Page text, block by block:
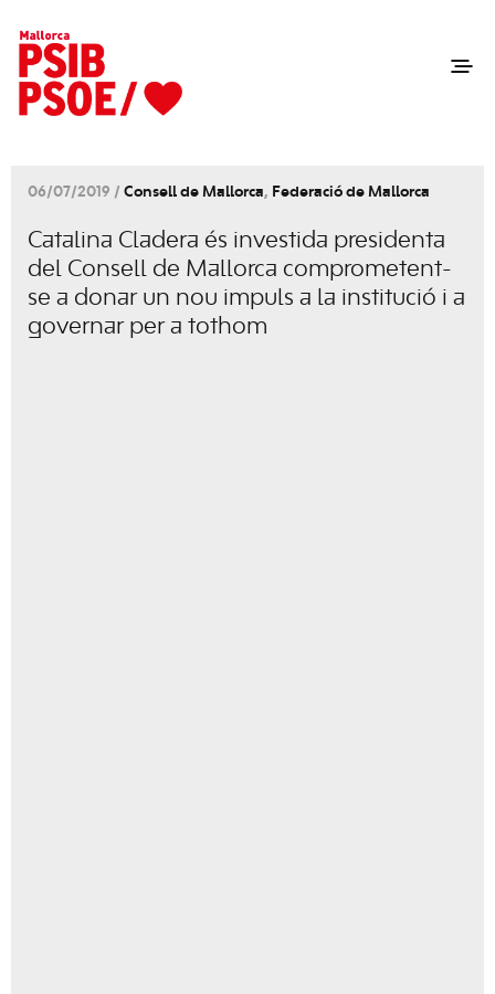
06/07/2019 / Consell de Mallorca, Federació de Mallorca
Catalina Cladera és investida presidenta
del Consell de Mallorca comprometent-
se a donar un nou impuls a la institució i a
governar per a tothom